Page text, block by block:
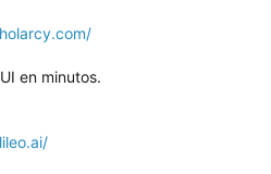
en minutos.